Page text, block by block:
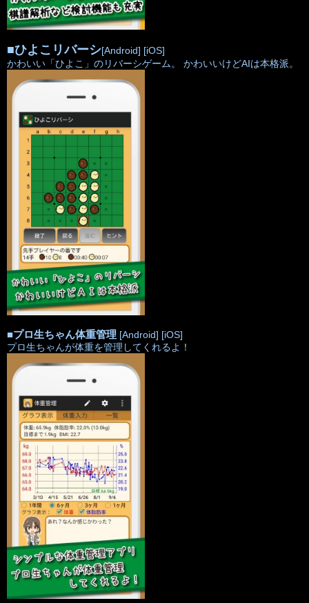
■ひよこリバーシ[Android] [iOS]
かわいい「ひよこ」のリバーシゲーム。 かわいいけどAIは本格派。
■プロ生ちゃん体重管理 [Android] [iOS]
プロ生ちゃんが体重を管理してくれるよ！